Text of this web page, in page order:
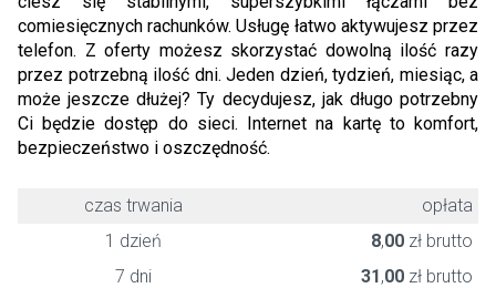
comiesięcznych rachunków. Usługę łatwo aktywujesz przez
telefon. Z oferty możesz skorzystać dowolną ilość razy
przez potrzebną ilość dni. Jeden dzień, tydzień, miesiąc, a
może jeszcze dłużej? Ty decydujesz, jak długo potrzebny
Ci będzie dostęp do sieci. Internet na kartę to komfort,
bezpieczeństwo i oszczędność.
czas trwania
opłata
1 dzień
8,00 zł brutto
7 dni
31,00 zł brutto